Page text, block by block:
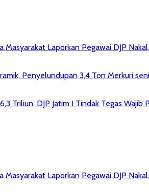
Masyarakat Laporkan Pegawai DJP
Penyelundupan 3,4 Ton Merkuri
Triliun, DJP Jatim I Tindak Tegas
Masyarakat Laporkan Pegawai DJP